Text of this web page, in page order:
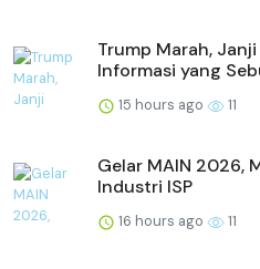
Trump Marah,
Informasi yang
15 hours ago 11
Gelar MAIN 2026,
Industri ISP
16 hours ago 11